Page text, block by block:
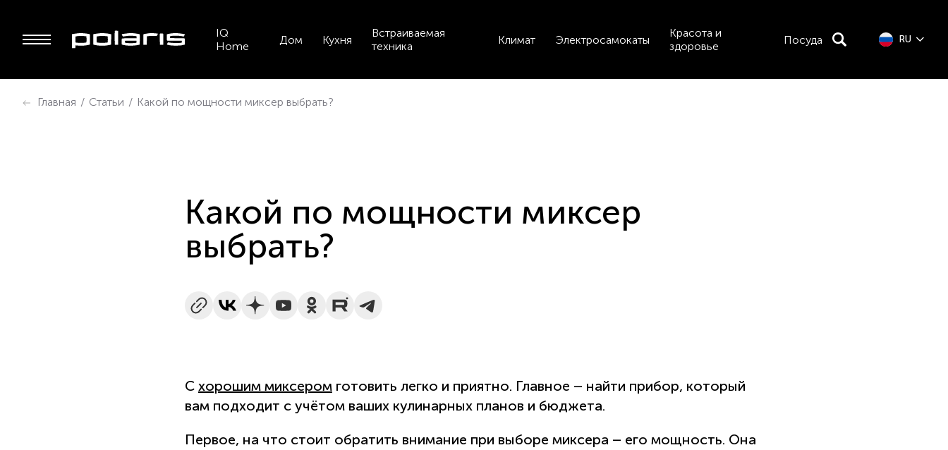
IQ
Home
Дом Кухня
Встраиваемая
техника
Климат Электросамокаты
Красота и
здоровье
Посуда RU
Главная / Статьи / Какой по мощности миксер выбрать?
Какой по мощности миксер
выбрать?
С хорошим миксером готовить легко и приятно. Главное – найти прибор, который
вам подходит с учётом ваших кулинарных планов и бюджета.
Первое, на что стоит обратить внимание при выборе миксера – его мощность. Она